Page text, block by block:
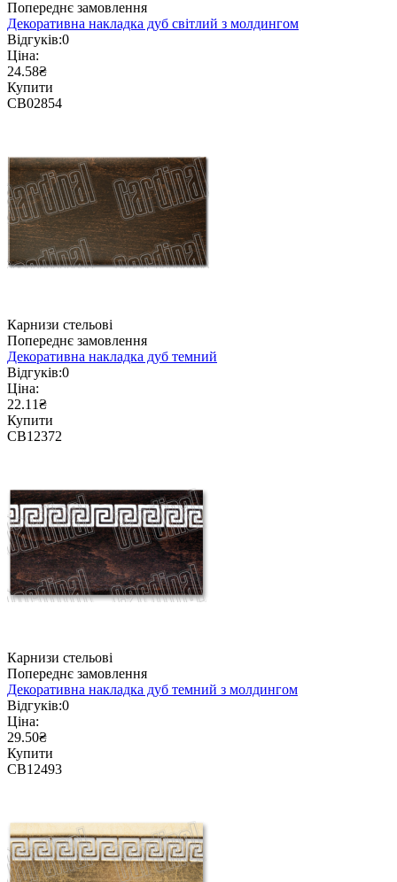
Попереднє замовлення
Декоративна накладка дуб світлий з молдингом
Відгуків:0
Ціна:
24.58₴
Купити
CB02854
Карнизи стельові
Попереднє замовлення
Декоративна накладка дуб темний
Відгуків:0
Ціна:
22.11₴
Купити
CB12372
Карнизи стельові
Попереднє замовлення
Декоративна накладка дуб темний з молдингом
Відгуків:0
Ціна:
29.50₴
Купити
CB12493